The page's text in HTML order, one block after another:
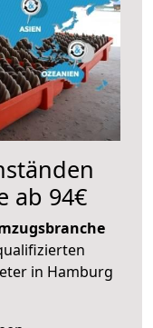
ab 94€
in Hamburg